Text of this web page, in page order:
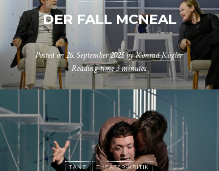
DER FALL MCNEAL
Posted on26. September 2025byKonrad Kögler
Reading time3 minutes
TANZ THEATER-KRITIK